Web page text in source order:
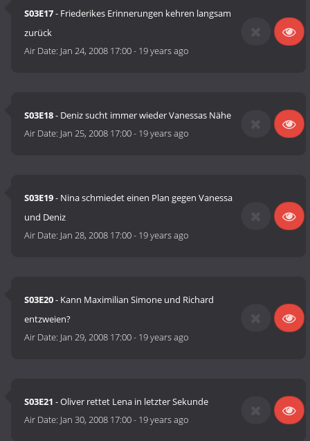
S03E17- Friederikes Erinnerungen kehren langsam
zurück
Air Date: Jan 24, 2008 17:00- 19 years ago
S03E18- Deniz sucht immer wieder Vanessas Nähe
Air Date: Jan 25, 2008 17:00- 19 years ago
S03E19- Nina schmiedet einen Plan gegen Vanessa
und Deniz
Air Date: Jan 28, 2008 17:00- 19 years ago
S03E20- Kann Maximilian Simone und Richard
entzweien?
Air Date: Jan 29, 2008 17:00- 19 years ago
S03E21 - Oliver rettet Lena in letzter Sekunde
Air Date: Jan 30, 2008 17:00- 19 years ago